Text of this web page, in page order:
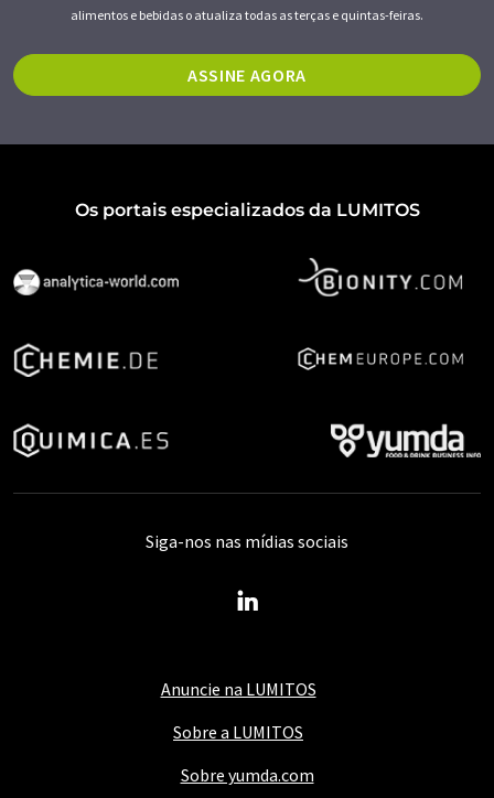
alimentos e bebidas o atualiza todas as terças e quintas-feiras.
ASSINE AGORA
Os portais especializados da LUMITOS
Anuncie na LUMITOS
Sobre a LUMITOS
Sobre yumda.com
Siga-nos nas mídias sociais